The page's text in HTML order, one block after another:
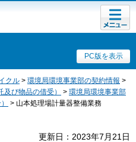
PC版を表示
メニュ
ー
クル > 環境局環境事業部の契約情報 >
び物品の借受）
> 環境局環境事業部
> 山本処理場計量器整備業務
更新日：2023年7月21日